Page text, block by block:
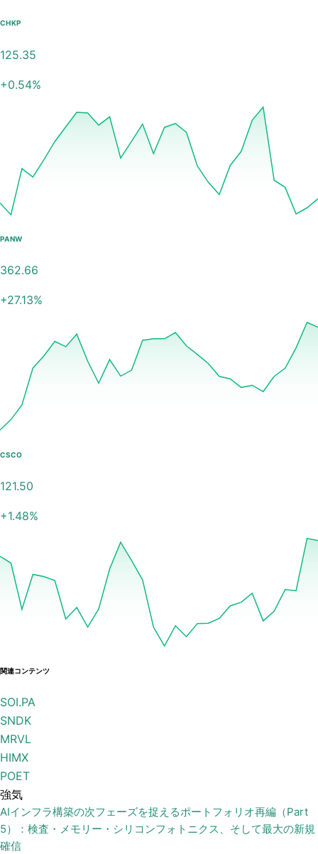
CHKP
125.35
+0.54%
PANW
362.66
+27.13%
CSCO
121.50
+1.48%
関連コンテンツ
SOI.PA
SNDK
MRVL
HIMX
POET
強気
AIインフラ構築の次フェーズを捉えるポートフォリオ再編（Part
5）：検査・メモリー・シリコンフォトニクス、そして最大の新規
確信